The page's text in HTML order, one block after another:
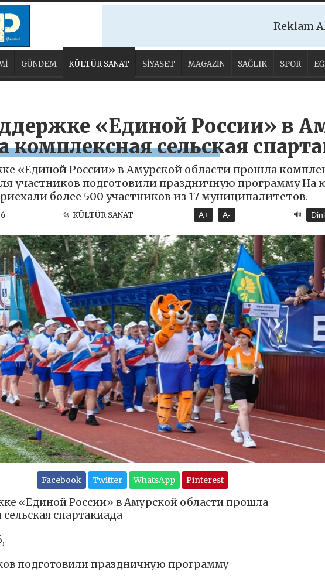
Reklam
GÜNDEM KÜLTÜR SANAT SİYASET MAGAZİN SAĞLIK SPOR
«Единой России» в
комплексная сельская
«Единой России» в Амурской области прошла
участников подготовили праздничную программу
более 500 участников из 17 муниципалитетов.
📂 KÜLTÜR SANAT A+ A- 🔊
Facebook Twitter WhatsApp Pinterest
«Единой России» в Амурской области прошла
спартакиада
подготовили праздничную программу